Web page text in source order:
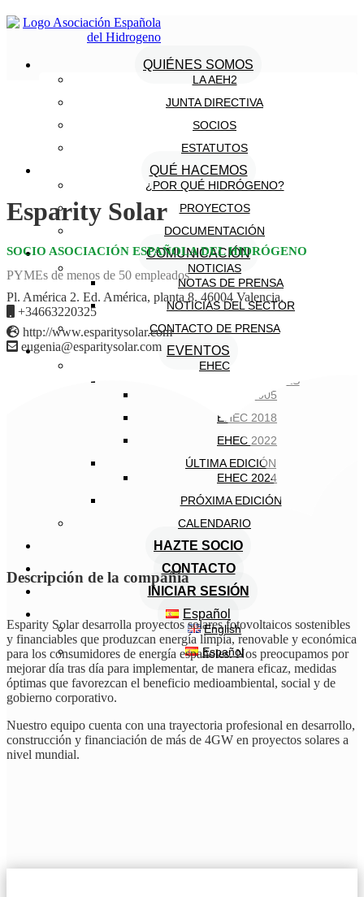
QUIÉNES SOMOS
LA AEH2
JUNTA DIRECTIVA
SOCIOS
ESTATUTOS
QUÉ HACEMOS
¿POR QUÉ HIDRÓGENO?
PROYECTOS
DOCUMENTACIÓN
COMUNICACIÓN
NOTICIAS
NOTAS DE PRENSA
NOTICIAS DEL SECTOR
CONTACTO DE PRENSA
EVENTOS
EHEC
EDICIONES ANTERIORES
EHEC 2005
EHEC 2018
EHEC 2022
ÚLTIMA EDICIÓN
EHEC 2024
PRÓXIMA EDICIÓN
CALENDARIO
HAZTE SOCIO
CONTACTO
INICIAR SESIÓN
Español
English
Español
Esparity Solar
SOCIO ASOCIACIÓN ESPAÑOLA DEL HIDRÓGENO
PYMEs de menos de 50 empleados
Pl. América 2. Ed. América, planta 8. 46004 Valencia.
+34663220325
http://www.esparitysolar.com
eugenia@esparitysolar.com
Descripción de la compañía
Esparity Solar desarrolla proyectos solares fotovoltaicos sostenibles
y financiables que produzcan energía limpia, renovable y económica
para los consumidores de energía españoles. Nos preocupamos por
mejorar día tras día para implementar, de manera eficaz, medidas
óptimas que favorezcan el beneficio medioambiental, social y de
gobierno corporativo.
Nuestro equipo cuenta con una trayectoria profesional en desarrollo,
construcción y financiación de más de 4GW en proyectos solares a
nivel mundial.